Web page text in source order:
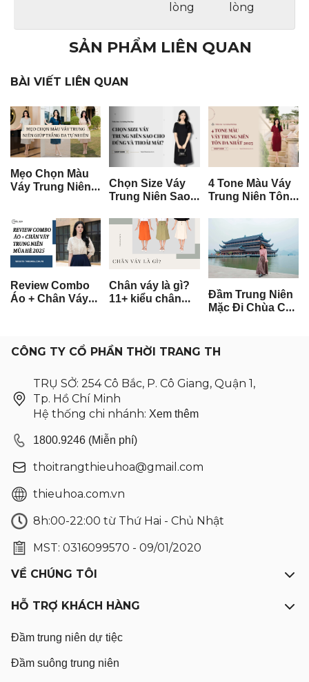
lòng
lòng
SẢN PHẨM LIÊN QUAN
BÀI VIẾT LIÊN QUAN
Mẹo Chọn Màu
Váy Trung Niên
Chọn Size Váy
Trung Niên Sao
Thoải Mái?
4 Tone Màu Váy
Trung Niên Tôn
Review Combo
Áo + Chân Váy
Chân váy là gì?
11+ kiểu chân
Đầm Trung Niên
Mặc Đi Chùa Có
CÔNG TY CỔ PHẦN THỜI TRANG TH
TRỤ SỞ: 254 Cô Bắc, P. Cô Giang, Quận 1,
Tp. Hồ Chí Minh
Hệ thống chi nhánh: Xem thêm
1800.9246 (Miễn phí)
thoitrangthieuhoa@gmail.com
thieuhoa.com.vn
8h:00-22:00 từ Thứ Hai - Chủ Nhật
MST: 0316099570 - 09/01/2020
VỀ CHÚNG TÔI
HỖ TRỢ KHÁCH HÀNG
Đầm trung niên dự tiệc
Đầm suông trung niên